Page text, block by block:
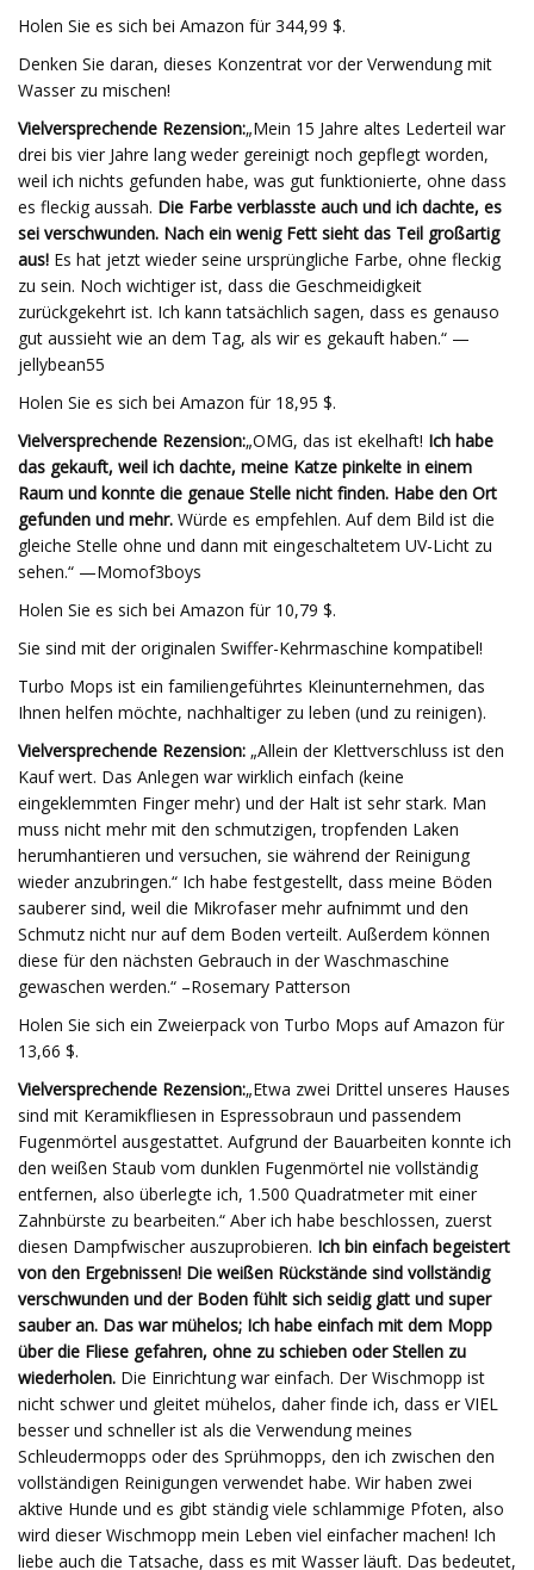
Holen Sie es sich bei Amazon für 344,99 $.
Denken Sie daran, dieses Konzentrat vor der Verwendung mit
Wasser zu mischen!
Vielversprechende Rezension:„Mein 15 Jahre altes Lederteil war
drei bis vier Jahre lang weder gereinigt noch gepflegt worden,
weil ich nichts gefunden habe, was gut funktionierte, ohne dass
es fleckig aussah. Die Farbe verblasste auch und ich dachte, es
sei verschwunden. Nach ein wenig Fett sieht das Teil großartig
aus! Es hat jetzt wieder seine ursprüngliche Farbe, ohne fleckig
zu sein. Noch wichtiger ist, dass die Geschmeidigkeit
zurückgekehrt ist. Ich kann tatsächlich sagen, dass es genauso
gut aussieht wie an dem Tag, als wir es gekauft haben.“ —
jellybean55
Holen Sie es sich bei Amazon für 18,95 $.
Vielversprechende Rezension:„OMG, das ist ekelhaft! Ich habe
das gekauft, weil ich dachte, meine Katze pinkelte in einem
Raum und konnte die genaue Stelle nicht finden. Habe den Ort
gefunden und mehr. Würde es empfehlen. Auf dem Bild ist die
gleiche Stelle ohne und dann mit eingeschaltetem UV-Licht zu
sehen.“ —Momof3boys
Holen Sie es sich bei Amazon für 10,79 $.
Sie sind mit der originalen Swiffer-Kehrmaschine kompatibel!
Turbo Mops ist ein familiengeführtes Kleinunternehmen, das
Ihnen helfen möchte, nachhaltiger zu leben (und zu reinigen).
Vielversprechende Rezension: „Allein der Klettverschluss ist den
Kauf wert. Das Anlegen war wirklich einfach (keine
eingeklemmten Finger mehr) und der Halt ist sehr stark. Man
muss nicht mehr mit den schmutzigen, tropfenden Laken
herumhantieren und versuchen, sie während der Reinigung
wieder anzubringen.“ Ich habe festgestellt, dass meine Böden
sauberer sind, weil die Mikrofaser mehr aufnimmt und den
Schmutz nicht nur auf dem Boden verteilt. Außerdem können
diese für den nächsten Gebrauch in der Waschmaschine
gewaschen werden.“ –Rosemary Patterson
Holen Sie sich ein Zweierpack von Turbo Mops auf Amazon für
13,66 $.
Vielversprechende Rezension:„Etwa zwei Drittel unseres Hauses
sind mit Keramikfliesen in Espressobraun und passendem
Fugenmörtel ausgestattet. Aufgrund der Bauarbeiten konnte ich
den weißen Staub vom dunklen Fugenmörtel nie vollständig
entfernen, also überlegte ich, 1.500 Quadratmeter mit einer
Zahnbürste zu bearbeiten.“ Aber ich habe beschlossen, zuerst
diesen Dampfwischer auszuprobieren. Ich bin einfach begeistert
von den Ergebnissen! Die weißen Rückstände sind vollständig
verschwunden und der Boden fühlt sich seidig glatt und super
sauber an. Das war mühelos; Ich habe einfach mit dem Mopp
über die Fliese gefahren, ohne zu schieben oder Stellen zu
wiederholen. Die Einrichtung war einfach. Der Wischmopp ist
nicht schwer und gleitet mühelos, daher finde ich, dass er VIEL
besser und schneller ist als die Verwendung meines
Schleudermopps oder des Sprühmopps, den ich zwischen den
vollständigen Reinigungen verwendet habe. Wir haben zwei
aktive Hunde und es gibt ständig viele schlammige Pfoten, also
wird dieser Wischmopp mein Leben viel einfacher machen! Ich
liebe auch die Tatsache, dass es mit Wasser läuft. Das bedeutet,